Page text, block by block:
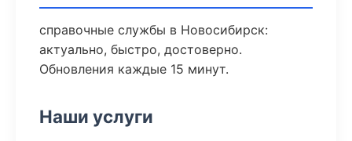
справочные службы в Новосибирск:
актуально, быстро, достоверно.
Обновления каждые 15 минут.
Наши услуги